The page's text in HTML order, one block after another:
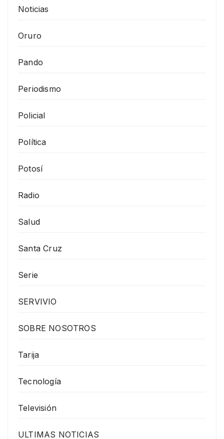
Noticias
Oruro
Pando
Periodismo
Policial
Política
Potosí
Radio
Salud
Santa Cruz
Serie
SERVIVIO
SOBRE NOSOTROS
Tarija
Tecnología
Televisión
ULTIMAS NOTICIAS